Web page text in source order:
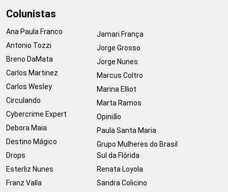
Colunistas
Ana Paula Franco
Antonio Tozzi
Breno DaMata
Carlos Martinez
Carlos Wesley
Circulando
Cybercrime Expert
Debora Maia
Destino Mágico
Drops
Esterliz Nunes
Franz Valla
Jamari França
Jorge Grosso
Jorge Nunes
Marcus Coltro
Marina Elliot
Marta Ramos
Opinião
Paula Santa Maria
Grupo Mulheres do Brasil
Sul da Flórida
Renata Loyola
Sandra Colicino